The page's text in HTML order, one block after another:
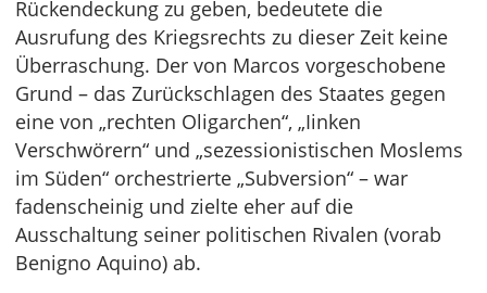
Rückendeckung zu geben, bedeutete die
Ausrufung des Kriegsrechts zu dieser Zeit keine
Überraschung. Der von Marcos vorgeschobene
Grund – das Zurückschlagen des Staates gegen
eine von „rechten Oligarchen“, „Iinken
Verschwörern“ und „sezessionistischen Moslems
im Süden“ orchestrierte „Subversion“ – war
fadenscheinig und zielte eher auf die
Ausschaltung seiner politischen Rivalen (vorab
Benigno Aquino) ab.